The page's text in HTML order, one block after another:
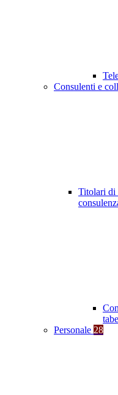
Consulenti e
Titolari di
Personale 28